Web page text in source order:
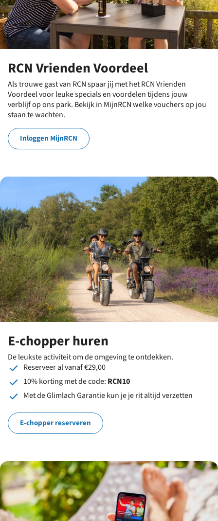
RCN Vrienden Voordeel
Als trouwe gast van RCN spaar jij met het RCN Vrienden
Voordeel voor leuke specials en voordelen tijdens jouw
verblijf op ons park. Bekijk in MijnRCN welke vouchers op jou
staan te wachten.
Inloggen MijnRCN
E-chopper huren
De leukste activiteit om de omgeving te ontdekken.
Reserveer al vanaf €29,00
10% korting met de code: RCN10
Met de Glimlach Garantie kun je je rit altijd verzetten
E-chopper reserveren